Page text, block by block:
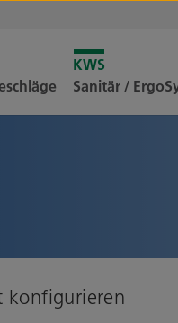
Sanitär /
konfigurieren